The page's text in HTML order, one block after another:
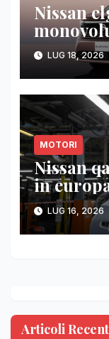
Nissan
mercato
LUG 18, 2026
MOTORI
Nissan
in
LUG 16, 2026
Articoli